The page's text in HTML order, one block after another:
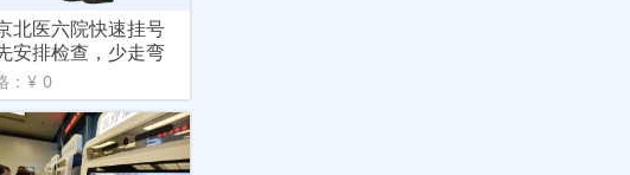
北医六院快速挂号
安排检查，少走弯
：¥ 0